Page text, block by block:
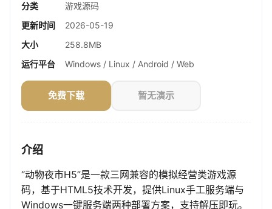
分类
游戏源码
更新时间
2026-05-19
大小
258.8MB
运行平台
Windows / Linux / Android / Web
免费下载 暂无演示
介绍
“动物夜市H5”是一款三网兼容的模拟经营类游戏源
码，基于HTML5技术开发，提供Linux手工服务端与
Windows一键服务端两种部署方案，支持解压即玩。